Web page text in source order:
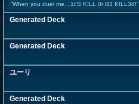
“When you duel me…1t’S K!LL 0r B3 K!LL3d!”
Generated Deck
Generated Deck
ユーリ
Generated Deck